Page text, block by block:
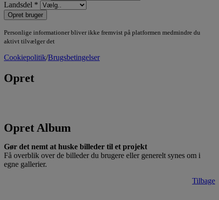
Landsdel *
Opret bruger
Personlige informationer bliver ikke fremvist på platformen medmindre du
aktivt tilvælger det
Cookiepolitik/Brugsbetingelser
Opret
Opret Album
Gør det nemt at huske billeder til et projekt
Få overblik over de billeder du brugere eller generelt synes om i
egne gallerier.
Tilbage